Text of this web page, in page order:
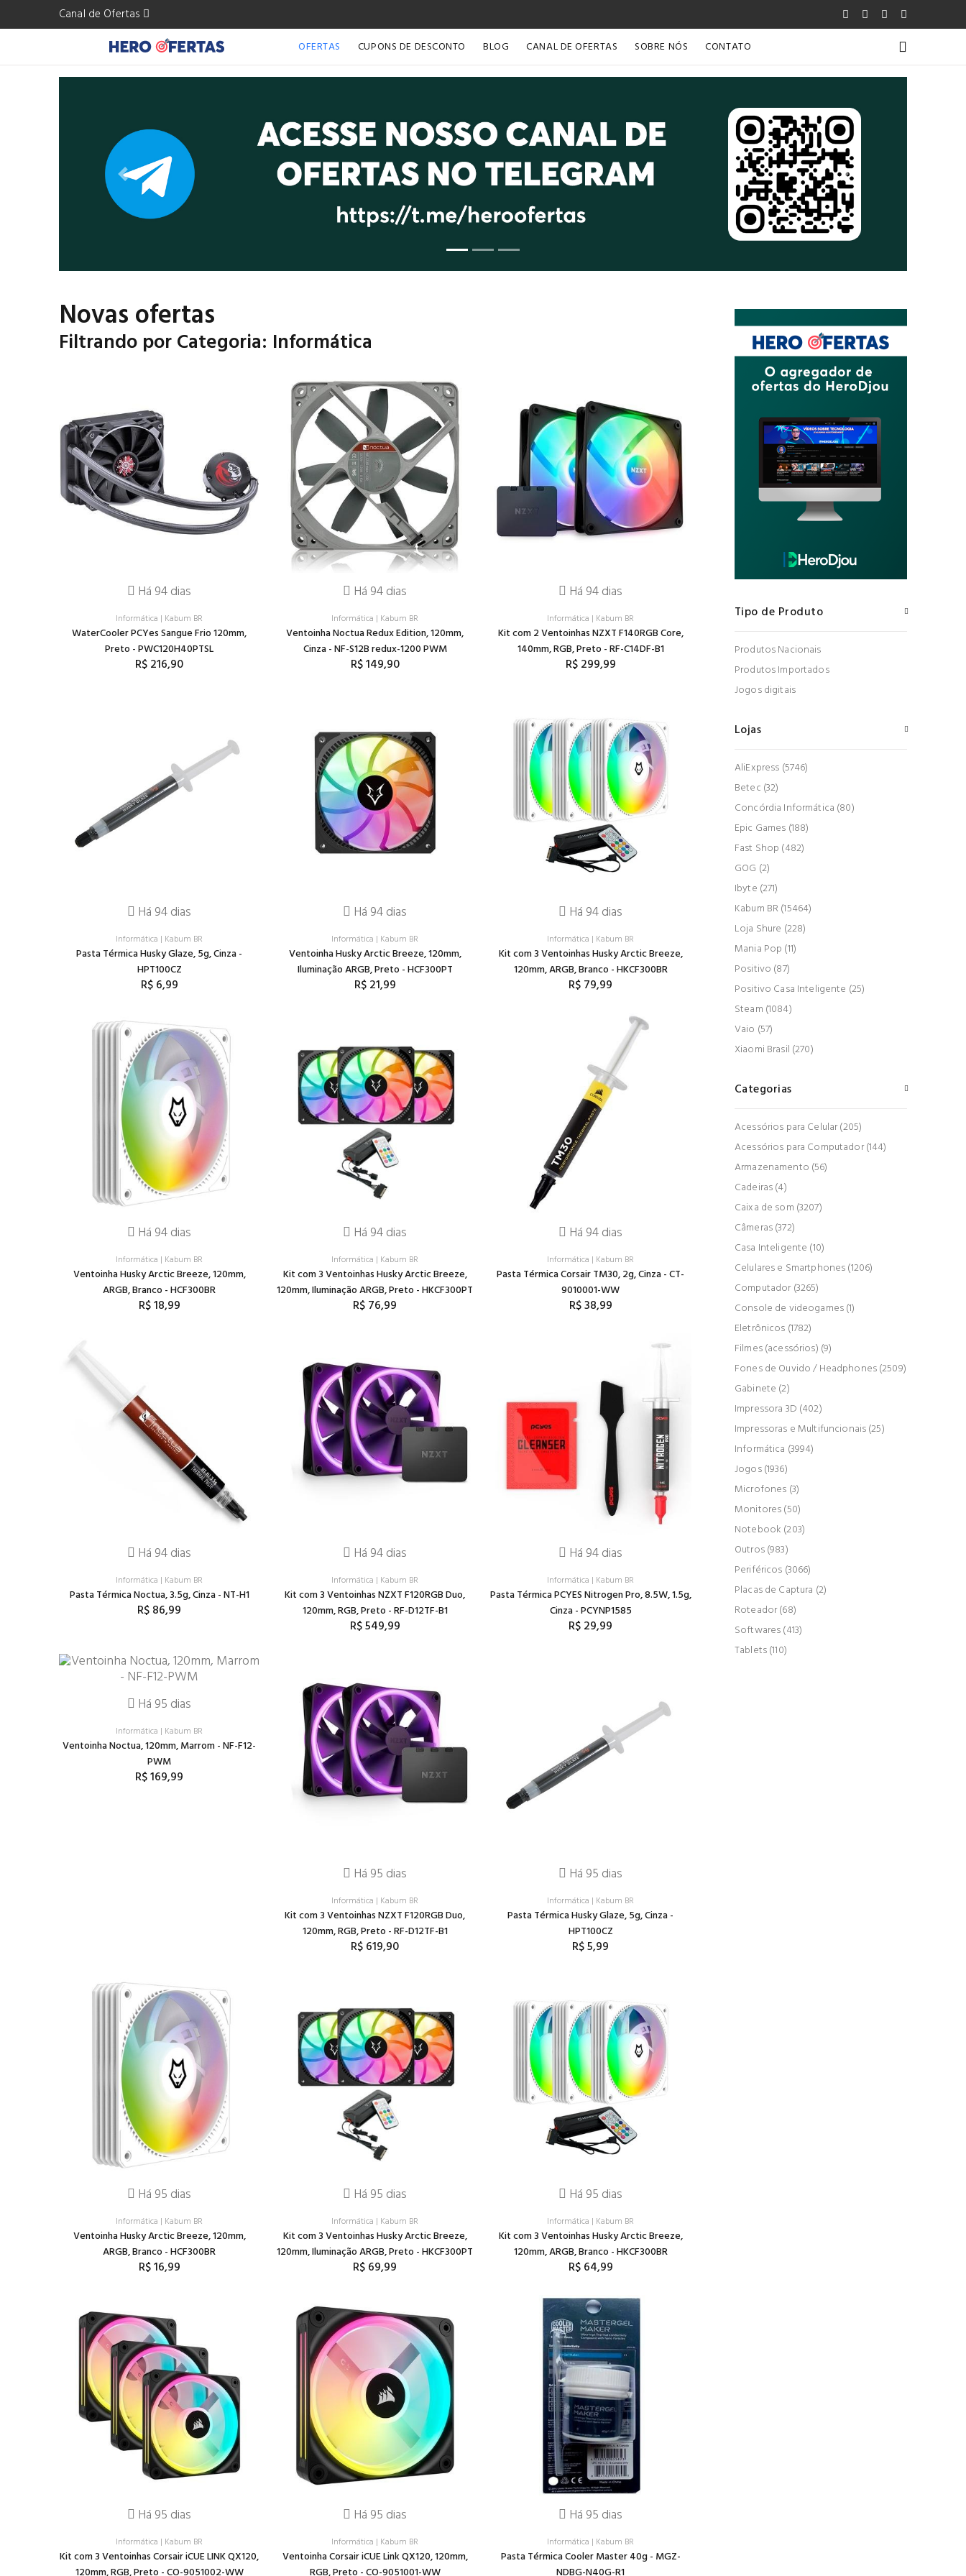
Canal de Ofertas
OFERTAS CUPONS DE DESCONTO BLOG CANAL DE OFERTAS SOBRE NÓS CONTATO
Anterior Próximo
Tipo de Produto
Produtos Nacionais
Produtos Importados
Jogos digitais
Lojas
AliExpress (5746)
Betec (32)
Concórdia Informática (80)
Epic Games (188)
Fast Shop (482)
GOG (2)
Ibyte (271)
Kabum BR (15464)
Loja Shure (228)
Mania Pop (11)
Positivo (87)
Positivo Casa Inteligente (25)
Steam (1084)
Vaio (57)
Xiaomi Brasil (270)
Categorias
Acessórios para Celular (205)
Acessórios para Computador (144)
Armazenamento (56)
Cadeiras (4)
Caixa de som (3207)
Câmeras (372)
Casa Inteligente (10)
Celulares e Smartphones (1206)
Computador (3265)
Console de videogames (1)
Eletrônicos (1782)
Filmes (acessórios) (9)
Fones de Ouvido / Headphones (2509)
Gabinete (2)
Impressora 3D (402)
Impressoras e Multifuncionais (25)
Informática (3994)
Jogos (1936)
Microfones (3)
Monitores (50)
Notebook (203)
Outros (983)
Periféricos (3066)
Placas de Captura (2)
Roteador (68)
Softwares (413)
Tablets (110)
Novas ofertas
Filtrando por Categoria: Informática
Há 94 dias
Informática | Kabum BR
WaterCooler PCYes Sangue Frio 120mm,
Preto - PWC120H40PTSL
R$ 216,90
Há 94 dias
Informática | Kabum BR
Ventoinha Noctua Redux Edition, 120mm,
Cinza - NF-S12B redux-1200 PWM
R$ 149,90
Há 94 dias
Informática | Kabum BR
Kit com 2 Ventoinhas NZXT F140RGB Core,
140mm, RGB, Preto - RF-C14DF-B1
R$ 299,99
Há 94 dias
Informática | Kabum BR
Pasta Térmica Husky Glaze, 5g, Cinza -
HPT100CZ
R$ 6,99
Há 94 dias
Informática | Kabum BR
Ventoinha Husky Arctic Breeze, 120mm,
Iluminação ARGB, Preto - HCF300PT
R$ 21,99
Há 94 dias
Informática | Kabum BR
Kit com 3 Ventoinhas Husky Arctic Breeze,
120mm, ARGB, Branco - HKCF300BR
R$ 79,99
Há 94 dias
Informática | Kabum BR
Ventoinha Husky Arctic Breeze, 120mm,
ARGB, Branco - HCF300BR
R$ 18,99
Há 94 dias
Informática | Kabum BR
Kit com 3 Ventoinhas Husky Arctic Breeze,
120mm, Iluminação ARGB, Preto - HKCF300PT
R$ 76,99
Há 94 dias
Informática | Kabum BR
Pasta Térmica Corsair TM30, 2g, Cinza - CT-
9010001-WW
R$ 38,99
Há 94 dias
Informática | Kabum BR
Pasta Térmica Noctua, 3.5g, Cinza - NT-H1
R$ 86,99
Há 94 dias
Informática | Kabum BR
Kit com 3 Ventoinhas NZXT F120RGB Duo,
120mm, RGB, Preto - RF-D12TF-B1
R$ 549,99
Há 94 dias
Informática | Kabum BR
Pasta Térmica PCYES Nitrogen Pro, 8.5W, 1.5g,
Cinza - PCYNP1585
R$ 29,99
Há 95 dias
Informática | Kabum BR
Ventoinha Noctua, 120mm, Marrom - NF-F12-
PWM
R$ 169,99
Há 95 dias
Informática | Kabum BR
Kit com 3 Ventoinhas NZXT F120RGB Duo,
120mm, RGB, Preto - RF-D12TF-B1
R$ 619,90
Há 95 dias
Informática | Kabum BR
Pasta Térmica Husky Glaze, 5g, Cinza -
HPT100CZ
R$ 5,99
Há 95 dias
Informática | Kabum BR
Ventoinha Husky Arctic Breeze, 120mm,
ARGB, Branco - HCF300BR
R$ 16,99
Há 95 dias
Informática | Kabum BR
Kit com 3 Ventoinhas Husky Arctic Breeze,
120mm, Iluminação ARGB, Preto - HKCF300PT
R$ 69,99
Há 95 dias
Informática | Kabum BR
Kit com 3 Ventoinhas Husky Arctic Breeze,
120mm, ARGB, Branco - HKCF300BR
R$ 64,99
Há 95 dias
Informática | Kabum BR
Kit com 3 Ventoinhas Corsair iCUE LINK QX120,
Há 95 dias
Informática | Kabum BR
Ventoinha Corsair iCUE Link QX120, 120mm,
Há 95 dias
Informática | Kabum BR
Pasta Térmica Cooler Master 40g - MGZ-